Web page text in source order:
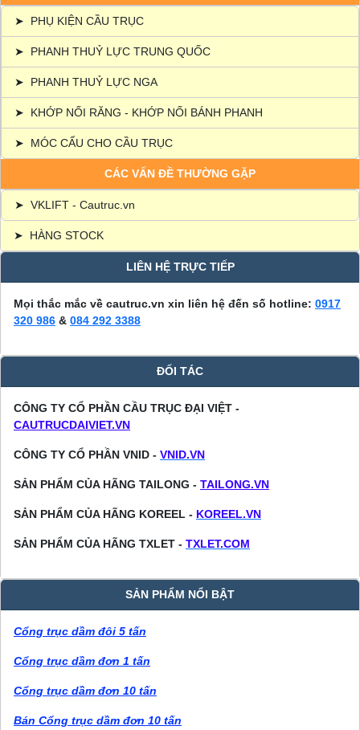
➤ PHỤ KIỆN CẦU TRỤC
➤ PHANH THUỶ LỰC TRUNG QUỐC
➤ PHANH THUỶ LỰC NGA
➤ KHỚP NỐI RĂNG - KHỚP NỐI BÁNH PHANH
➤ MÓC CẨU CHO CẦU TRỤC
CÁC VẤN ĐỀ THƯỜNG GẶP
➤ VKLIFT - Cautruc.vn
➤ HÀNG STOCK
LIÊN HỆ TRỰC TIẾP
Mọi thắc mắc về cautruc.vn xin liên hệ đến số hotline: 0917
320 986 & 084 292 3388
ĐỐI TÁC
CÔNG TY CỔ PHẦN CẦU TRỤC ĐẠI VIỆT -
CAUTRUCDAIVIET.VN
CÔNG TY CỔ PHẦN VNID - VNID.VN
SẢN PHẨM CỦA HÃNG TAILONG - TAILONG.VN
SẢN PHẨM CỦA HÃNG KOREEL - KOREEL.VN
SẢN PHẨM CỦA HÃNG TXLET - TXLET.COM
SẢN PHẨM NỔI BẬT
Cổng trục dầm đôi 5 tấn
Cổng trục dầm đơn 1 tấn
Cổng trục dầm đơn 10 tấn
Bán Cổng trục dầm đơn 10 tấn